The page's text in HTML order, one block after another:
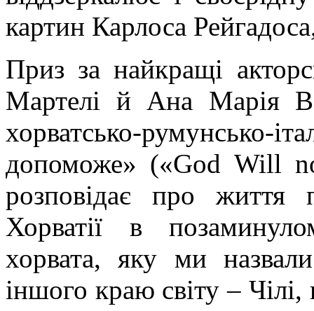
картин Карлоса Рейгадоса
Приз за найкращі
Мартелі й Ана Марія
хорватсько-румунсько-
допоможе» («God Will
розповідає про життя
Хорватії в
хорвата, яку ми
іншого краю світу – Чілі,